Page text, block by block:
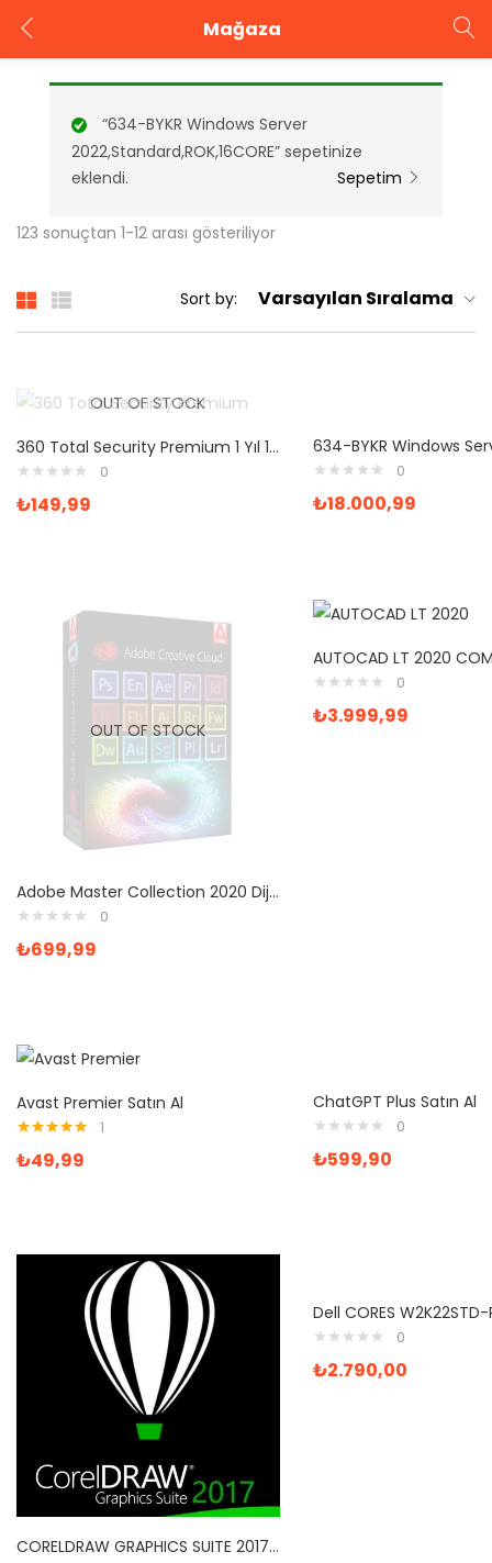
Mağaza
GIRIŞ YAP
Kullanıcı adınızı ve şifrenizi girin.
Beni Hatırla Şifrenizi mi unuttunuz?
“634-BYKR Windows Server
2022,Standard,ROK,16CORE” sepetinize
eklendi.
Sepetim
123 sonuçtan 1-12 arası gösteriliyor
Sort by: Varsayılan Sıralama
OUT OF STOCK
360 Total Security Premium 1 Yıl 1 Pc
0
₺149,99
0
₺18.000,99
OUT OF STOCK
Adobe Master Collection 2020 Dijital Lisans Anahtarı
0
₺699,99
0
₺3.999,99
Avast Premier Satın Al
5.00oy aldı
1
₺49,99
ChatGPT Plus Satın Al
0
₺599,90
CORELDRAW GRAPHICS SUITE 2017 Satın Al
0
₺2.790,00